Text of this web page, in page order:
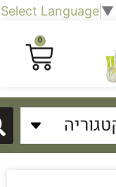
Select Language